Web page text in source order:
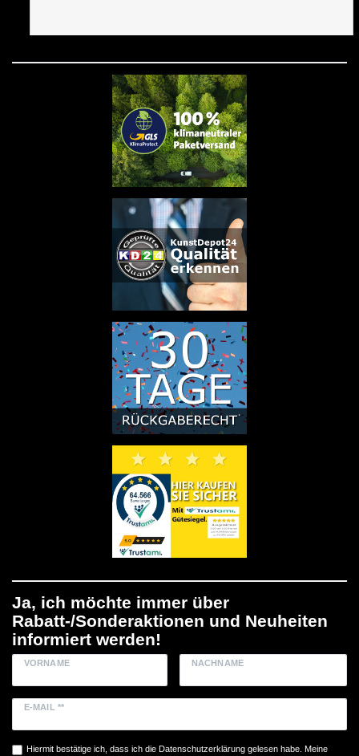
Ja, ich möchte immer über
Rabatt-/Sonderaktionen und Neuheiten
informiert werden!
VORNAME NACHNAME
E-MAIL **
Hiermit bestätige ich, dass ich die Daten­schutz­erklärunggelesen habe. Meine